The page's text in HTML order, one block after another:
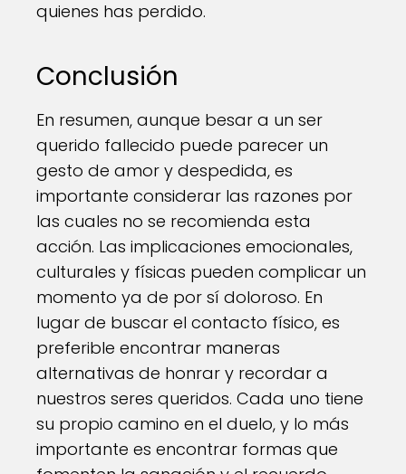
quienes has perdido.
Conclusión
En resumen, aunque besar a un ser
querido fallecido puede parecer un
gesto de amor y despedida, es
importante considerar las razones por
las cuales no se recomienda esta
acción. Las implicaciones emocionales,
culturales y físicas pueden complicar un
momento ya de por sí doloroso. En
lugar de buscar el contacto físico, es
preferible encontrar maneras
alternativas de honrar y recordar a
nuestros seres queridos. Cada uno tiene
su propio camino en el duelo, y lo más
importante es encontrar formas que